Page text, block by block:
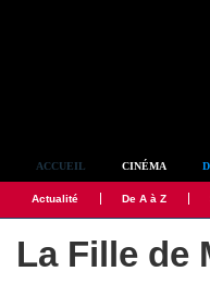
ACCUEIL CINÉMA
Actualité De A à Z
La Fille de